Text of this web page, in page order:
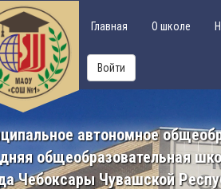
Главная О школе
Войти
автономное
общеобразовательная
Чебоксары Чувашской